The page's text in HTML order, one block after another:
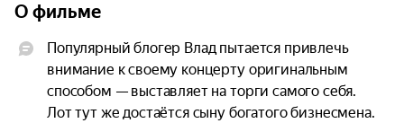
О фильме
Популярный блогер Влад пытается привлечь
внимание к своему концерту оригинальным
способом — выставляет на торги самого себя.
Лот тут же достаётся сыну богатого бизнесмена.